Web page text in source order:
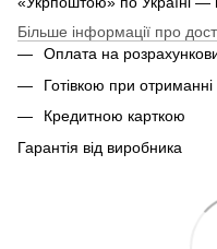
Більше інформації про
Оплата на
Готівкою при отриманні
Кредитною карткою
Гарантія від виробника